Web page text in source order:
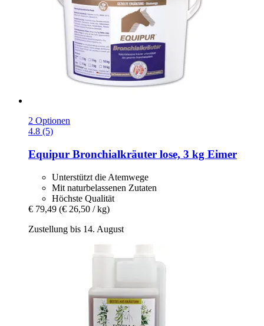
2 Optionen
4.8 (5)
Equipur Bronchialkräuter lose, 3 kg Eimer
Unterstützt die Atemwege
Mit naturbelassenen Zutaten
Höchste Qualität
€ 79,49 (€ 26,50 / kg)
Zustellung bis 14. August